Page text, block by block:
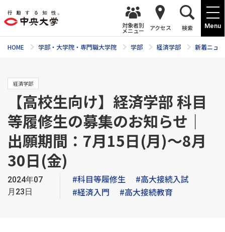
Menu
対象者別
メニュー アクセス 検索
HOME 学部・大学院・専門職大学院 学部 経済学部 新着ニュ
経済学部
【高校生向け】経済学部 科目
等履修生の募集のお知らせ｜
出願期間：7月15日(月)～8月
30日(金)
2024年07
月23日
#科目等履修生
#高大接続入試
#経済入門
#高大接続教育